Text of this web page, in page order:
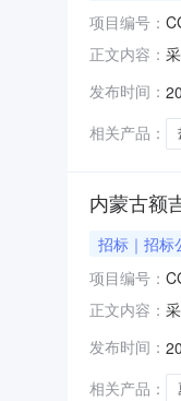
项目编号：
正文内容：
发布时间：
相关产品：
内蒙古额
招标｜招标
项目编号：
正文内容：
发布时间：
相关产品：